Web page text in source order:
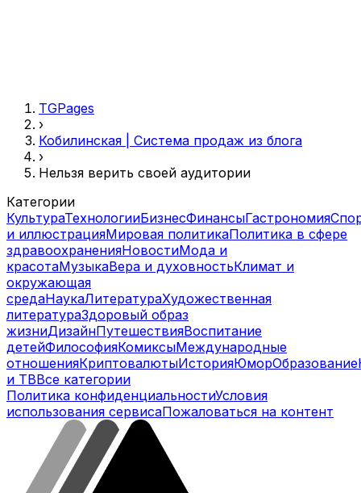
TGPages
›
Кобилинская | Система продаж из блога
›
Нельзя верить своей аудитории
Категории
КультураТехнологииБизнесФинансыГастрономия
и иллюстрацияМировая политикаПолитика в сфере
здравоохраненияНовостиМода и
красотаМузыкаВера и духовностьКлимат и
окружающая
средаНаукаЛитератураХудожественная
литератураЗдоровый образ
жизниДизайнПутешествияВоспитание
детейФилософияКомиксыМеждународные
отношенияКриптовалютыИсторияЮморОбразование
и ТВВсе категории
Политика конфиденциальностиУсловия
использования сервисаПожаловаться на контент